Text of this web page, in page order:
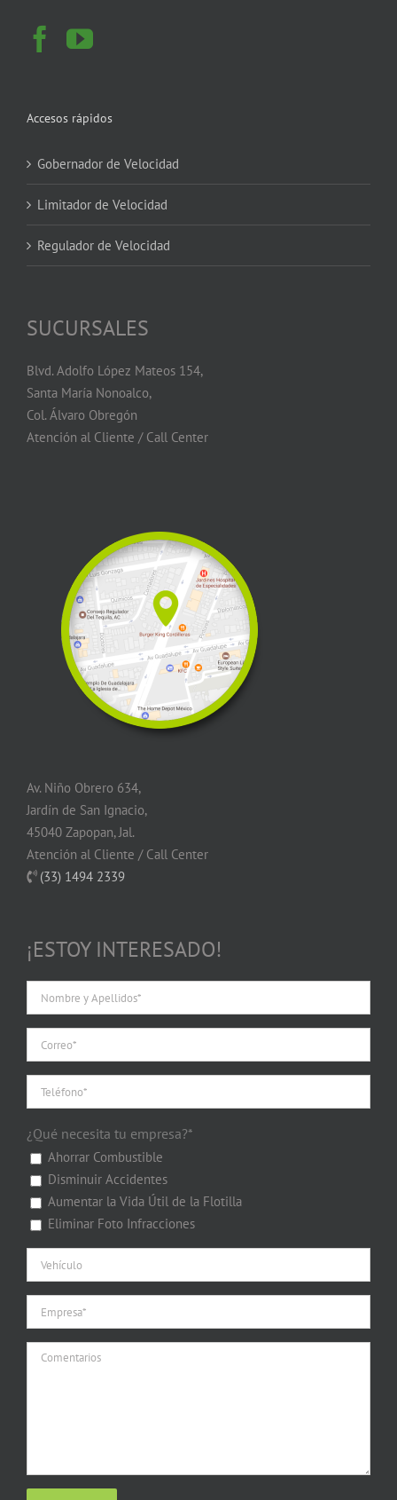
Accesos rápidos
Gobernador de Velocidad
Limitador de Velocidad
Regulador de Velocidad
SUCURSALES
Blvd. Adolfo López Mateos 154,
Santa María Nonoalco,
Col. Álvaro Obregón
Atención al Cliente / Call Center
Av. Niño Obrero 634,
Jardín de San Ignacio,
45040 Zapopan, Jal.
Atención al Cliente / Call Center
(33) 1494 2339
¡ESTOY INTERESADO!
¿Qué necesita tu empresa?*
Ahorrar Combustible
Disminuir Accidentes
Aumentar la Vida Útil de la Flotilla
Eliminar Foto Infracciones